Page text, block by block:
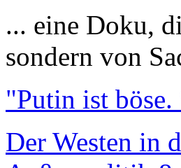
... eine Doku,
sondern von
"Putin ist
Der Westen in